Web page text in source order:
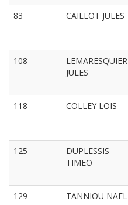
83 CAILLOT JULES
108
LEMARESQUIER
JULES
118 COLLEY LOIS
125
DUPLESSIS
TIMEO
129 TANNIOU NAEL